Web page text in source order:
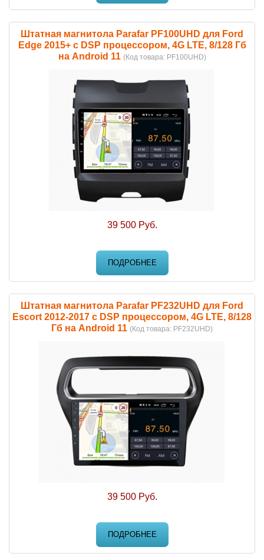
Штатная магнитола Parafar PF100UHD для Ford
Edge 2015+ c DSP процессором, 4G LTE, 8/128 Гб
на Android 11 (Код товара: PF100UHD)
39 500 Руб.
ПОДРОБНЕЕ
Штатная магнитола Parafar PF232UHD для Ford
Escort 2012-2017 c DSP процессором, 4G LTE, 8/128
Гб на Android 11 (Код товара: PF232UHD)
39 500 Руб.
ПОДРОБНЕЕ